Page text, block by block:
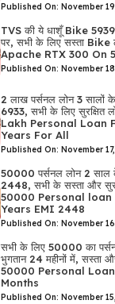
Published On: November
TVS की ये धाशूँ Bike
पर, सभी के लिए सस्ता Bike
Apache RTX 300 On
Published On: November
2 लाख पर्सनल लोन 3 सालों
6933, सभी के लिए सुरक्षित
Lakh Personal Loan
Years For All
Published On: November
50000 पर्सनल लोन 2 साल
2448, सभी के सस्ता और
50000 Personal loan
Years EMI 2448
Published On: November
सभी के लिए 50000 का
भुगतान 24 महीनों में, सस्ता
50000 Personal
Months
Published On: November